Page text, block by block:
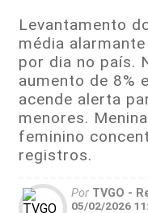
Levantamento
média
por dia no país.
aumento de 8%
acende alerta
menores.
feminino
registros.
Por TVGO -
05/02/2026